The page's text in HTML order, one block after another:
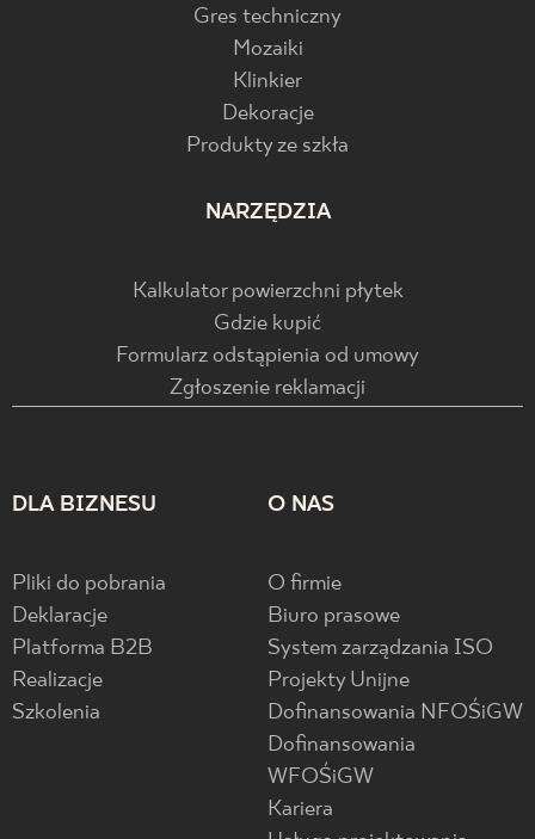
Gres techniczny
Mozaiki
Klinkier
Dekoracje
Produkty ze szkła
NARZĘDZIA
Kalkulator powierzchni płytek
Gdzie kupić
Formularz odstąpienia od umowy
Zgłoszenie reklamacji
DLA BIZNESU
Pliki do pobrania
Deklaracje
Platforma B2B
Realizacje
Szkolenia
O NAS
O firmie
Biuro prasowe
System zarządzania ISO
Projekty Unijne
Dofinansowania NFOŚiGW
Dofinansowania
WFOŚiGW
Kariera